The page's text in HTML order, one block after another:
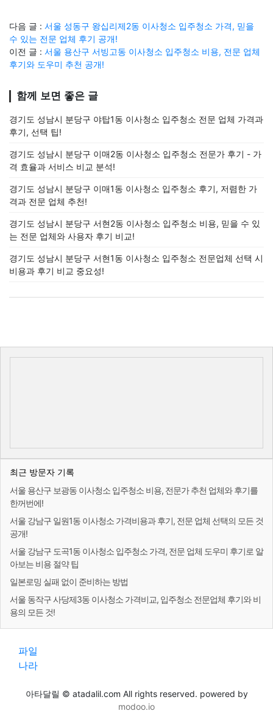
다음 글 : 서울 성동구 왕십리제2동 이사청소 입주청소 가격, 믿을
수 있는 전문 업체 후기 공개!
이전 글 : 서울 용산구 서빙고동 이사청소 입주청소 비용, 전문 업체
후기와 도우미 추천 공개!
함께 보면 좋은 글
경기도 성남시 분당구 야탑1동 이사청소 입주청소 전문 업체 가격과
후기, 선택 팁!
경기도 성남시 분당구 이매2동 이사청소 입주청소 전문가 후기 - 가
격 효율과 서비스 비교 분석!
경기도 성남시 분당구 이매1동 이사청소 입주청소 후기, 저렴한 가
격과 전문 업체 추천!
경기도 성남시 분당구 서현2동 이사청소 입주청소 비용, 믿을 수 있
는 전문 업체와 사용자 후기 비교!
경기도 성남시 분당구 서현1동 이사청소 입주청소 전문업체 선택 시
비용과 후기 비교 중요성!
최근 방문자 기록
서울 용산구 보광동 이사청소 입주청소 비용, 전문가 추천 업체와 후기를
한꺼번에!
서울 강남구 일원1동 이사청소 가격비용과 후기, 전문 업체 선택의 모든 것
공개!
서울 강남구 도곡1동 이사청소 입주청소 가격, 전문 업체 도우미 후기로 알
아보는 비용 절약 팁
일본로밍 실패 없이 준비하는 방법
서울 동작구 사당제3동 이사청소 가격비교, 입주청소 전문업체 후기와 비
용의 모든 것!
파일
나라
아타달릴 © atadalil.com All rights reserved. powered by
modoo.io